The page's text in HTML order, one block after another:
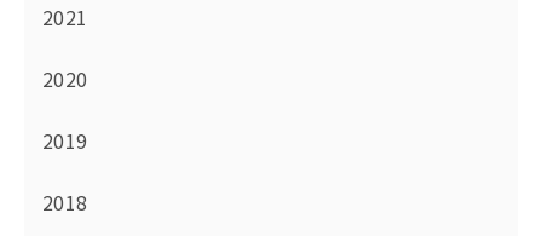
2021
2020
2019
2018